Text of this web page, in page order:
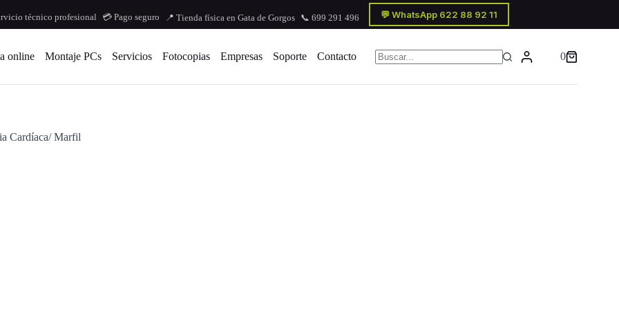
técnico profesional 💳 Pago seguro 📍 Tienda física en Gata de Gorgos 📞 699 291 496 💬 WhatsApp 622 88 92 11
online Montaje PCs Servicios Fotocopias Empresas Soporte
Contacto
resultados
Carro
compra
0